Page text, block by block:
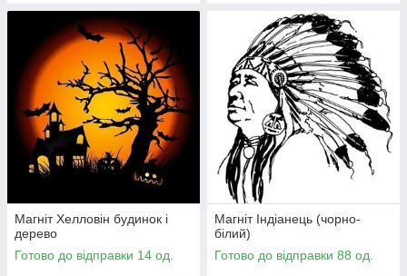
Магніт Хелловін будинок і
дерево
Готово до відправки 14 од.
Магніт Індіанець (чорно-
білий)
Готово до відправки 88 од.